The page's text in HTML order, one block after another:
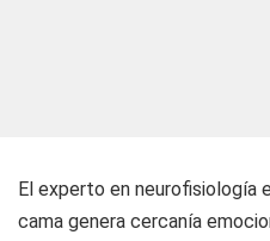
El experto en neurofisiología
cama genera cercanía